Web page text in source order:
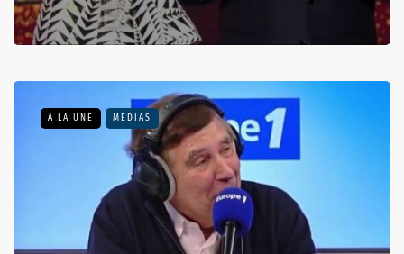
A LA UNE MÉDIAS